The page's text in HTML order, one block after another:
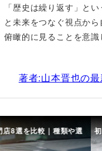
「歴史は繰り返す」と
と未来をつなぐ視点か
俯瞰的に見ることを意識
著者:山本晋也の
選び、購入時の流れや必要